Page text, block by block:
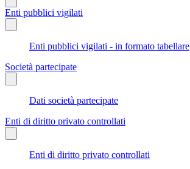
Enti pubblici vigilati
Enti pubblici vigilati - in formato tabellare
Società partecipate
Dati società partecipate
Enti di diritto privato controllati
Enti di diritto privato controllati